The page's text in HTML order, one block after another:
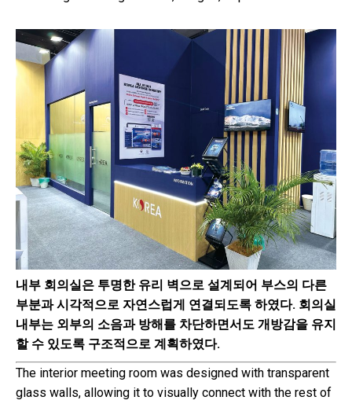
내부 회의실은 투명한 유리 벽으로 설계되어 부스의 다른
부분과 시각적으로 자연스럽게 연결되도록 하였다. 회의실
내부는 외부의 소음과 방해를 차단하면서도 개방감을 유지
할 수 있도록 구조적으로 계획하였다.
The interior meeting room was designed with transparent
glass walls, allowing it to visually connect with the rest of